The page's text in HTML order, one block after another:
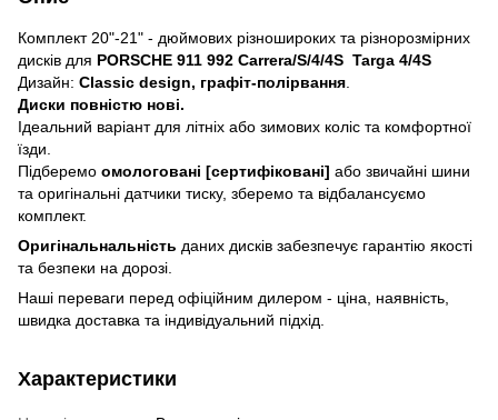
Комплект 20"-21" - дюймових різношироких та різнорозмірних
дисків для PORSCHE 911 992 Carrera/S/4/4S Targa 4/4S
Дизайн: Classic design, графіт-полірвання
Диски повністю нові.
Ідеальний варіант для літніх або зимових коліс та комфортної
їзди.
Підберемо омологовані [сертифіковані] або звичайні шини
та оригінальні датчики тиску, зберемо та відбалансуємо
комплект.
Оригінальнальність даних дисків забезпечує гарантію якості
та безпеки на дорозі.
Наші переваги перед офіційним дилером - ціна, наявність,
швидка доставка та індивідуальний підхід.
Характеристики